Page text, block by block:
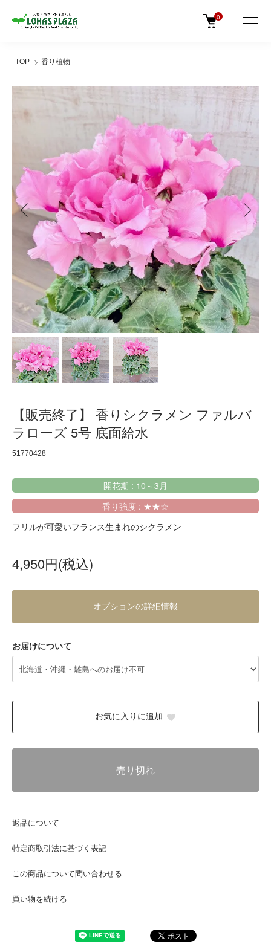
0
TOP 香り植物
【販売終了】 香りシクラメン ファルバ
ラローズ 5号 底面給水
51770428
開花期 : 10～3月
香り強度 : ★★☆
フリルが可愛いフランス生まれのシクラメン
4,950円(税込)
オプションの詳細情報
お届けについて
お気に入りに追加
売り切れ
返品について
特定商取引法に基づく表記
この商品について問い合わせる
買い物を続ける